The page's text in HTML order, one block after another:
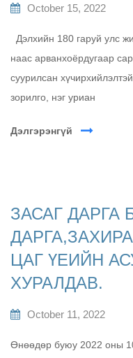
October 15, 2022
Дэлхийн 180 гаруй улс
наас арванхоёрдугаар
суурилсан
зорилго, нэг уриан
Дэлгэрэнгүй
ЗАСАГ ДАРГА
ЦАГ ҮЕИЙН
ХУРАЛДАВ.
October 11, 2022
Өнөөдөр буюу 2022 оны